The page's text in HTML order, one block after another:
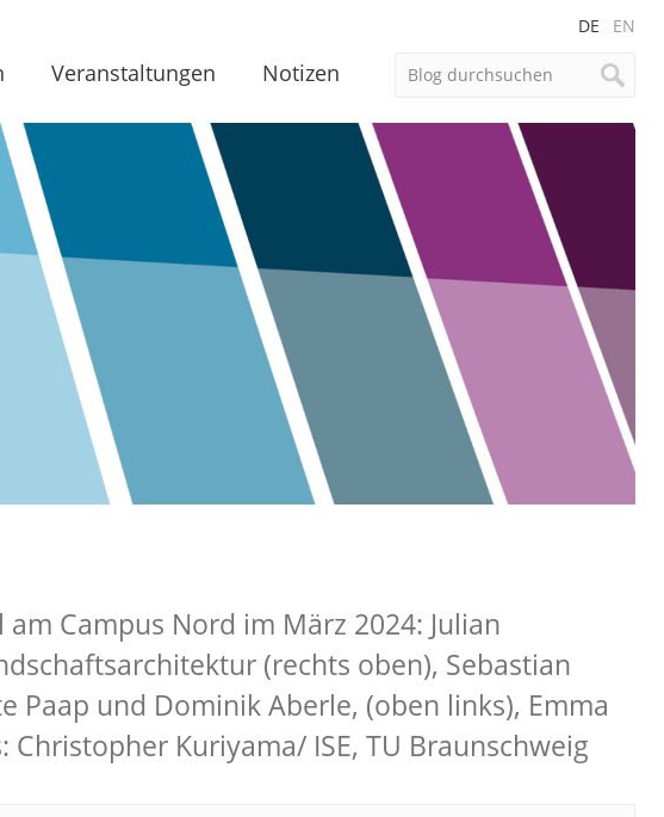
DE EN
Veranstaltungen Notizen
Campus Nord im März 2024: Julian
(rechts oben), Sebastian
und Dominik Aberle, (oben links), Emma
Kuriyama/ ISE, TU Braunschweig